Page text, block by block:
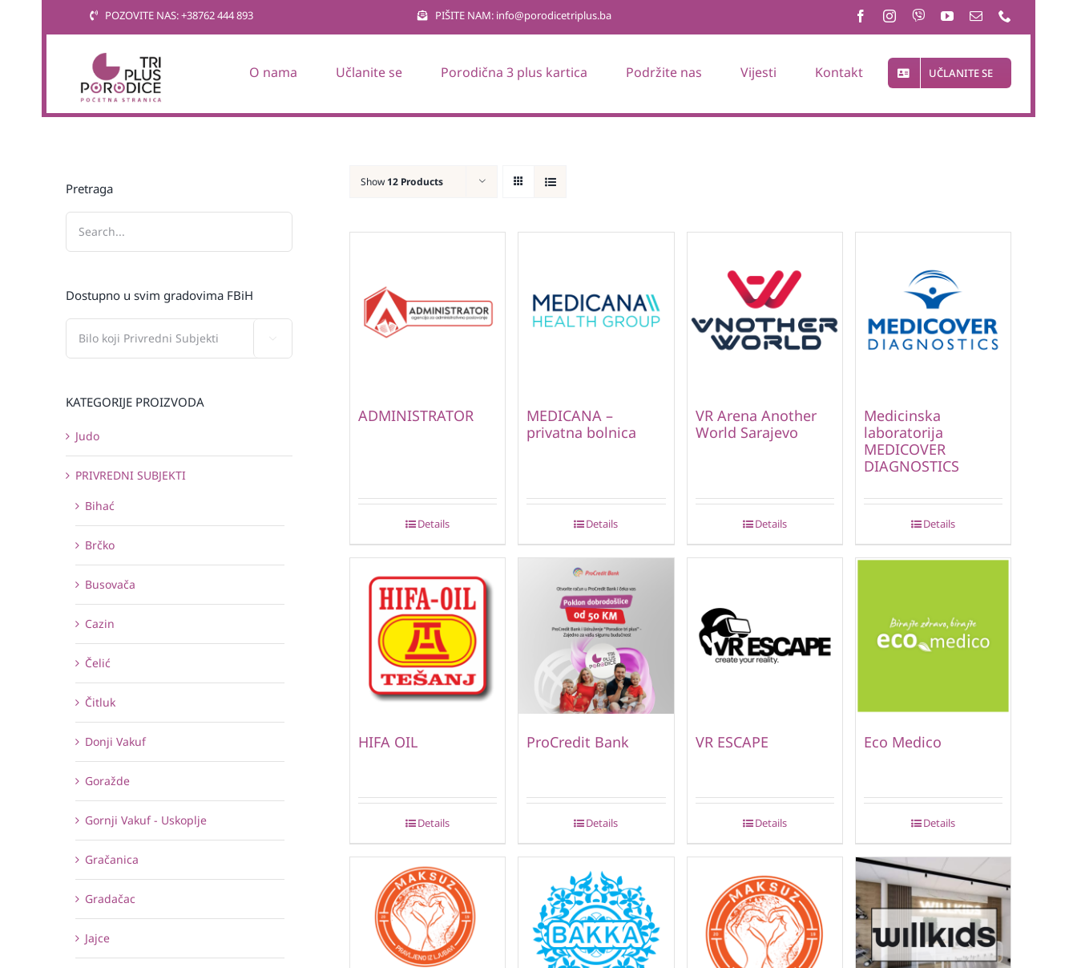
POZOVITE NAS: +38762 444 893 PIŠITE NAM: info@porodicetriplus.ba
O nama Učlanite se Porodična 3 plus kartica Podržite nas Vijesti Kontakt UČLANITE SE
Show 12 Products
ADMINISTRATOR
Details
MEDICANA –
privatna bolnica
Details
VR Arena Another
World Sarajevo
Details
Medicinska
laboratorija
MEDICOVER
DIAGNOSTICS
Details
HIFA OIL
Details
ProCredit Bank
Details
VR ESCAPE
Details
Eco Medico
Details
Pretraga
Dostupno u svim gradovima FBiH
KATEGORIJE PROIZVODA
Judo
PRIVREDNI SUBJEKTI
Bihać
Brčko
Busovača
Cazin
Čelić
Čitluk
Donji Vakuf
Goražde
Gornji Vakuf - Uskoplje
Gračanica
Gradačac
Jajce